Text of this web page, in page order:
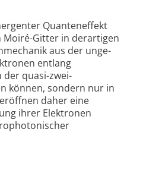
Quanten­effekt
Moiré-Gitter in derartigen
aus der unge­
entlang
der quasi-zwei­
können, sondern nur in
daher eine
ihrer Elektronen